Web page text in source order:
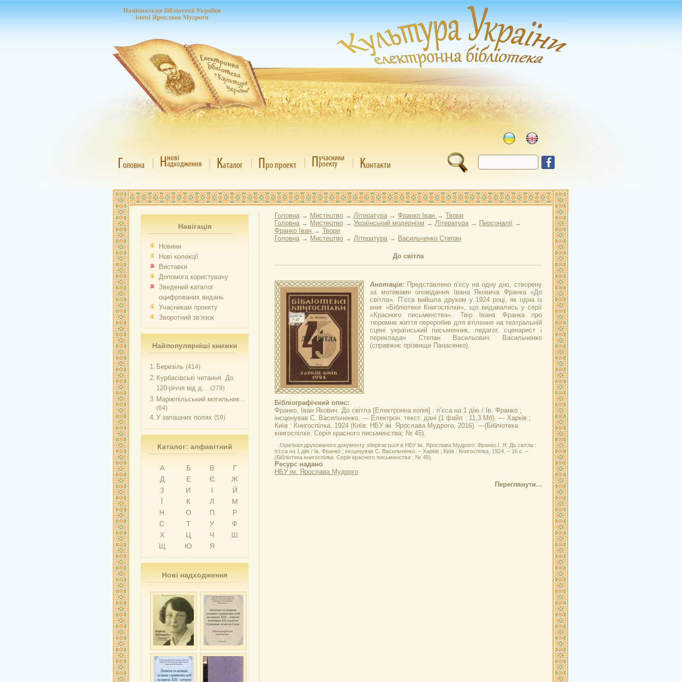
Головна Ннові
адходження Каталог Про проект Пучасники
роекту Контакти
Навігація
Новини
Нові колекції
Виставки
Допомога користувачу
Зведений каталог
оцифрованих видань
Учасникам проекту
Зворотний зв’язок
Найпопулярніші книжки
1. Березіль (414)
2. Курбасівські читання. До
120-річчя від д... (278)
3. Маріюпільський могильник...
(64)
4. У запашних полях (59)
Каталог: алфавітний
А Б В
Г
Д
Е Є
Ж
З
И І
Й
Ї
К Л
М
Н
О П
Р
С
Т У
Ф
Х
Ц Ч
Ш
Щ
Ю Я
Нові надходження
Головна → Мистецтво → Література → Франко Іван → Твори
Головна → Мистецтво → Український модернізм → Література → Персоналії →
Франко Іван → Твори
Головна → Мистецтво → Література → Васильченко Степан
До світла
Анотація: Представлено п’єсу на одну дію, створену
за мотивами оповідання Івана Яковича Франка «До
світла». П’єса вийшла друком у 1924 році, як одна із
книг «Бібліотеки Книгоспілки», що видавались у серії
«Красного письменства». Твір Івана Франка про
тюремне життя переробив для втілення на театральній
сцені український письменник, педагог, сценарист і
перекладач Степан Васильович Васильченко
(справжнє прізвище Панасенко).
Бібліографічний опис:
Франко, Іван Якович. До світла [Електронна копія] : п’єса на 1 дію / Ів. Франко ;
інсценував С. Васильченко. — Електрон. текст. дані (1 файл : 11,3 Мб). — Харків ;
Київ : Книгоспілка, 1924 (Київ: НБУ ім. Ярослава Мудрого, 2016). —(Бібліотека
книгоспілки. Серія красного письменства; № 45).
Оригінал друкованого документу зберігається в НБУ ім. Ярослава Мудрого: Франко І. Я. До світла :
п’єса на 1 дію / Ів. Франко ; інсценував С. Васильченко. – Харків ; Київ : Книгоспілка, 1924. – 16 с. –
(Бібліотека книгоспілки. Серія красного письменства ; № 45).
Ресурс надано
НБУ ім. Ярослава Мудрого
Переглянути...